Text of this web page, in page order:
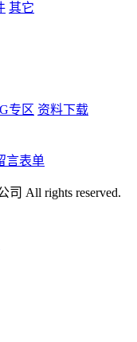
其它
专区 资料下载
言表单
All rights reserved.